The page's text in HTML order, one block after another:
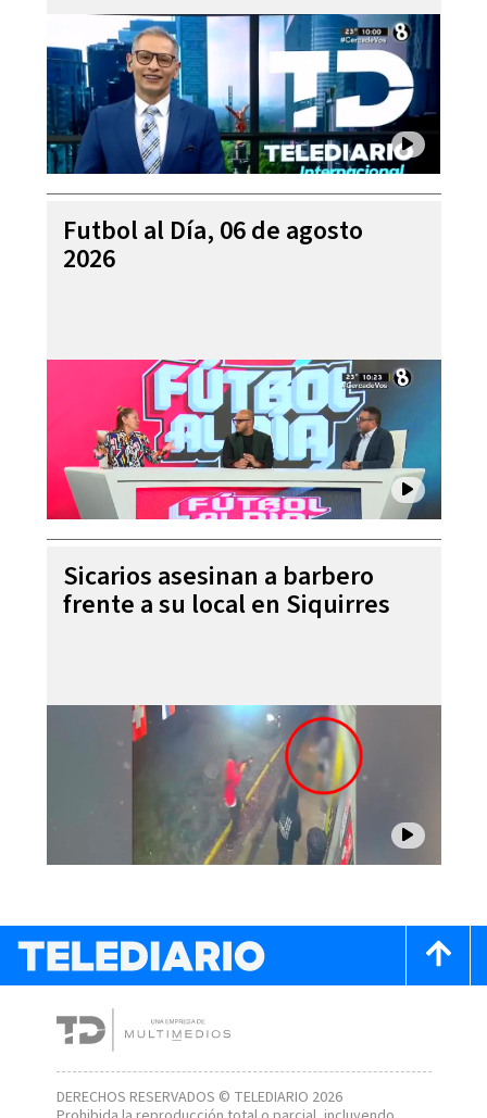
Futbol al Día, 06 de agosto
2026
Sicarios asesinan a barbero
frente a su local en Siquirres
DERECHOS RESERVADOS © TELEDIARIO 2026